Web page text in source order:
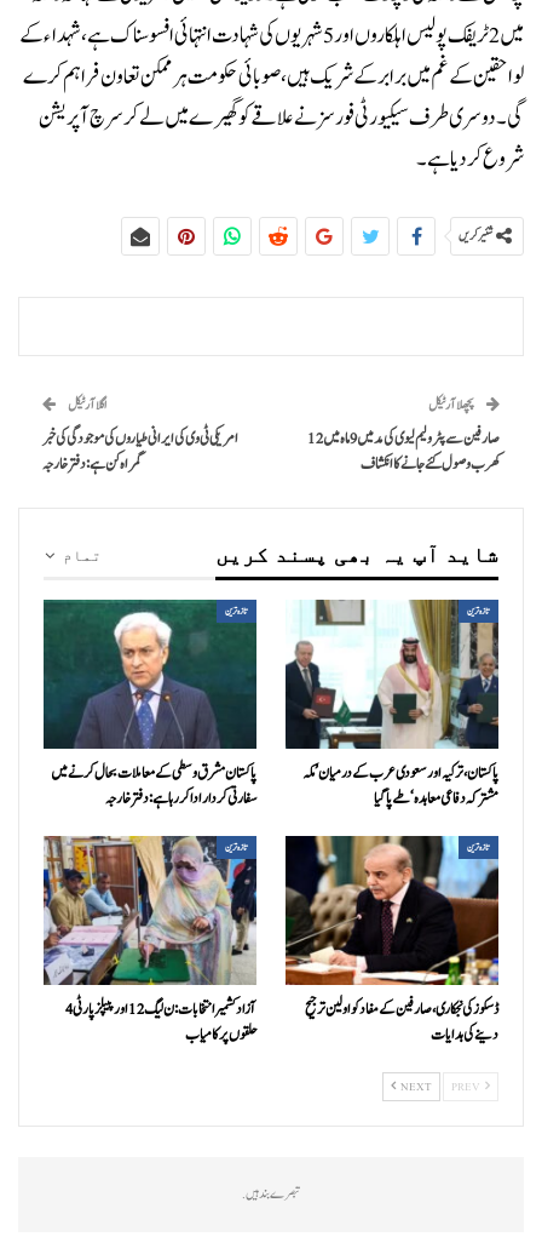
میں 2 ٹریفک پولیس اہلکاروں اور 5 شہریوں کی شہادت انتہائی افسوسناک ہے، شہداء کے
لواحقین کے غم میں برابر کے شریک ہیں، صوبائی حکومت ہر ممکن تعاون فراہم کرے
گی۔دوسری طرف سیکیورٹی فورسز نے علاقے کو گھیرے میں لے کر سرچ آپریشن
شروع کر دیا ہے۔
شئیر کریں
پچھلا آرٹیکل
صارفین سے پٹرولیم لیوی کی مد میں 9 ماہ میں 12
کھرب وصول کئے جانے کا انکشاف
اگلا آرٹیکل
امریکی ٹی وی کی ایرانی طیاروں کی موجودگی کی خبر
گمراہ کن ہے: دفتر خارجہ
تمام شاید آپ یہ بھی پسند کریں
تازہ ترین
پاکستان، ترکیہ اور سعودی عرب کے درمیان ’مکہ
مشترکہ دفاعی معاہدہ‘ طے پا گیا
تازہ ترین
پاکستان مشرق وسطی کے معاملات بحال کرنے میں
سفارتی کردار ادا کررہا ہے: دفتر خارجہ
تازہ ترین
ڈسکوز کی نجکاری،صارفین کے مفاد کو اولین ترجیح
دینے کی ہدایات
تازہ ترین
آزاد کشمیر انتخابات:ن ليگ 12 اور پیپلزپارٹی 4
حلقوں پر کامیاب
NEXT
تبصرے بند ہیں.